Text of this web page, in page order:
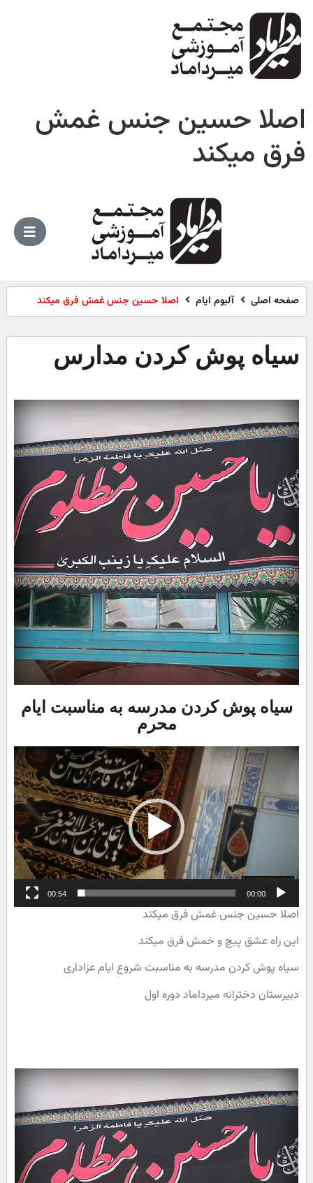
حسین جنس غمش
میکند
صفحه اصلی آلبوم ایام اصلا حسین جنس غمش فرق میکند
سیاه پوش کردن مدارس
سیاه پوش کردن مدرسه به مناسبت ایام
محرم
نمایشگر
ویدیو
00:00
00:54
اصلا حسین جنس غمش فرق میکند
این راه عشق پیچ و خمش فرق میکند
سیاه پوش کردن مدرسه به مناسبت شروع ایام عزاداری
دبیرستان دخترانه میرداماد دوره اول